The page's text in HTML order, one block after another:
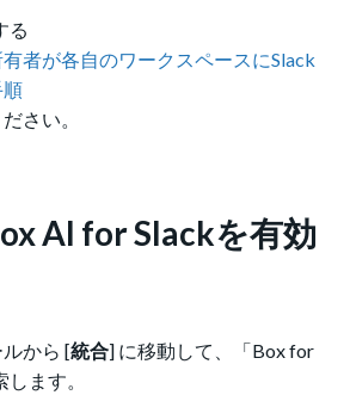
る
者が各自のワークスペースにSlack
順
さい。
AI for Slackを有効
から [統合] に移動して、「Box for
ます。